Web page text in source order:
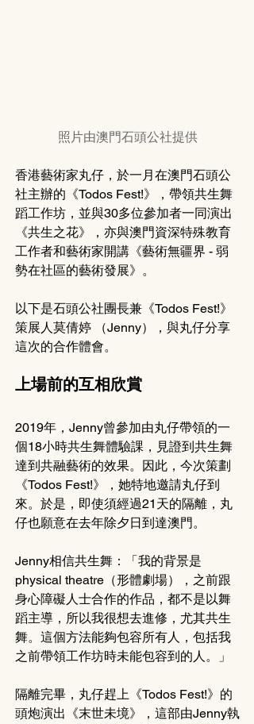
照片由澳門石頭公社提供
香港藝術家丸仔，於一月在澳門石頭公
社主辦的《Todos Fest!》，帶領共生舞
蹈工作坊，並與30多位參加者一同演出
《共生之花》，亦與澳門資深特殊教育
工作者和藝術家開講《藝術無疆界 - 弱
勢在社區的藝術發展》。
以下是石頭公社團長兼《Todos Fest!》
策展人莫倩婷 （Jenny），與丸仔分享
這次的合作體會。
上場前的互相欣賞
2019年，Jenny曾參加由丸仔帶領的一
個18小時共生舞體驗課，見證到共生舞
達到共融藝術的效果。因此，今次策劃
《Todos Fest!》，她特地邀請丸仔到
來。於是，即使須經過21天的隔離，丸
仔也願意在去年除夕日到達澳門。
Jenny相信共生舞：「我的背景是
physical theatre（形體劇場），之前跟
身心障礙人士合作的作品，都不是以舞
蹈主導，所以我很想去進修，尤其共生
舞。這個方法能夠包容所有人，包括我
之前帶領工作坊時未能包容到的人。」
隔離完畢，丸仔趕上《Todos Fest!》的
頭炮演出《末世未境》，這部由Jenny執